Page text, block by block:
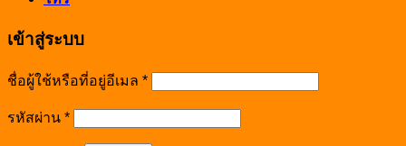
เข้าสู่ระบบ
ชื่อผู้ใช้หรือที่อยู่อีเมล *
รหัสผ่าน *